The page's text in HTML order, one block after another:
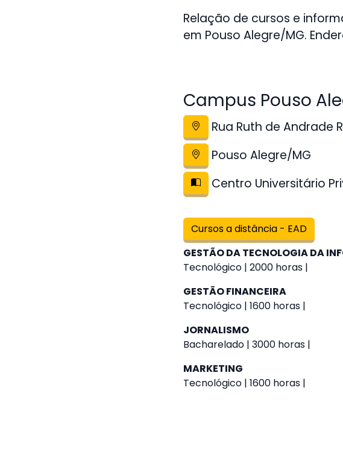
Relação de cursos e
em Pouso Alegre/MG.
Campus Pouso
Rua Ruth de Andrade
Pouso Alegre/MG
Centro Universitário
Cursos a distância - EAD
GESTÃO DA TECNOLOGIA DA
Tecnológico | 2000 horas |
GESTÃO FINANCEIRA
Tecnológico | 1600 horas |
JORNALISMO
Bacharelado | 3000 horas |
MARKETING
Tecnológico | 1600 horas |